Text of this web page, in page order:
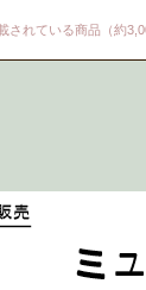
されている商品（約